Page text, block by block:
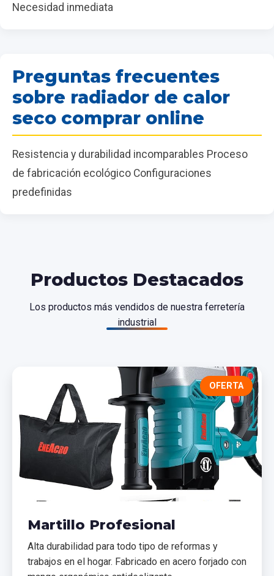
Necesidad inmediata
Preguntas frecuentes
sobre radiador de calor
seco comprar online
Resistencia y durabilidad incomparables Proceso
de fabricación ecológico Configuraciones
predefinidas
Productos Destacados
Los productos más vendidos de nuestra ferretería
industrial
OFERTA
Martillo Profesional
Alta durabilidad para todo tipo de reformas y
trabajos en el hogar. Fabricado en acero forjado con